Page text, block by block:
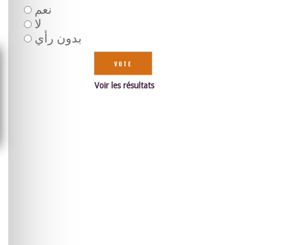
نعم
لا
بدون رأي
Voir les résultats